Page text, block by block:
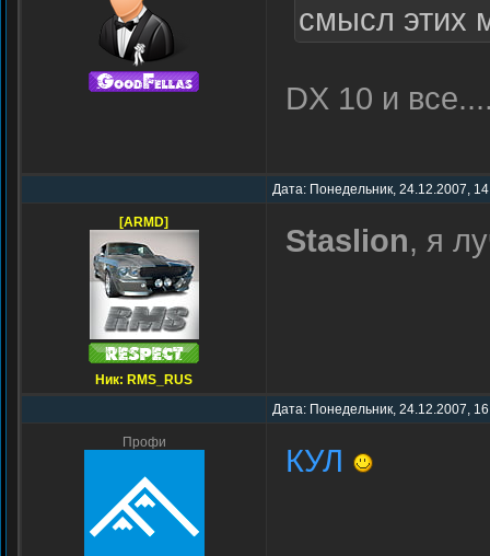
смысл этих
DX 10 и
Дата: Понедельник, 24.12.2007,
[ARMD]
Ник: RMS_RUS
Staslion, я
Дата: Понедельник, 24.12.2007,
Профи КУЛ